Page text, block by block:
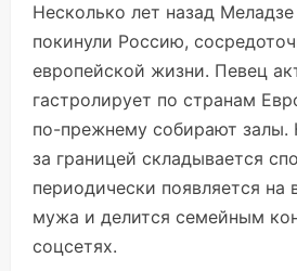
Несколько лет назад
покинули Россию,
европейской жизни. Певец
гастролирует по странам
по-прежнему собирают залы.
за границей складывается
периодически появляется на
мужа и делится семейным
соцсетях.